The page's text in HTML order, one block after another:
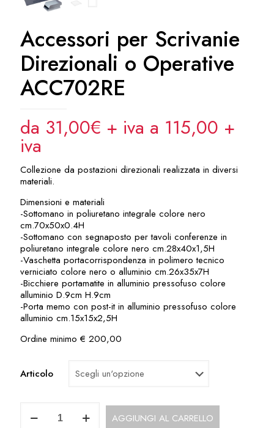
Accessori per Scrivanie
Direzionali o Operative
ACC702RE
da 31,00€ + iva a 115,00 +
iva
Collezione da postazioni direzionali realizzata in diversi
materiali.
Dimensioni e materiali
-Sottomano in poliuretano integrale colore nero
cm.70x50x0.4H
-Sottomano con segnaposto per tavoli conferenze in
poliuretano integrale colore nero cm.28x40x1,5H
-Vaschetta portacorrispondenza in polimero tecnico
verniciato colore nero o alluminio cm.26x35x7H
-Bicchiere portamatite in alluminio pressofuso colore
alluminio D.9cm H.9cm
-Porta memo con post-it in alluminio pressofuso colore
alluminio cm.15x15x2,5H
Ordine minimo € 200,00
Articolo
per
AGGIUNGI AL CARRELLO